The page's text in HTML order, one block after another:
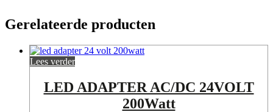
Gerelateerde producten
Lees verder
LED ADAPTER AC/DC 24VOLT
200Watt